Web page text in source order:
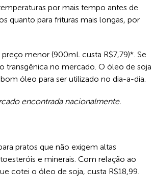
por mais tempo antes de
quanto para frituras mais longas, por
menor (900mL custa R$7,79)*. Se
transgênica no mercado. O óleo de soja
óleo para ser utilizado no dia-a-dia.
encontrada nacionalmente.
pratos que não exigem altas
e minerais. Com relação ao
cotei o óleo de soja, custa R$18,99.